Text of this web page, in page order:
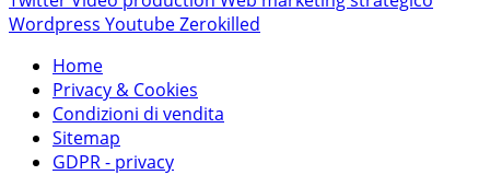
Wordpress YoutubeZerokilled
Home
Privacy & Cookies
Condizioni di vendita
Sitemap
GDPR - privacy